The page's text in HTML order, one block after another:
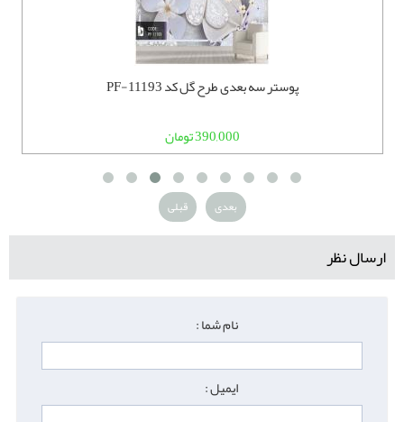
پوستر سه بعدی طرح گل کد PF-11193
390,000 تومان
قبلی بعدی
ارسال نظر
نام شما :
ایمیل :